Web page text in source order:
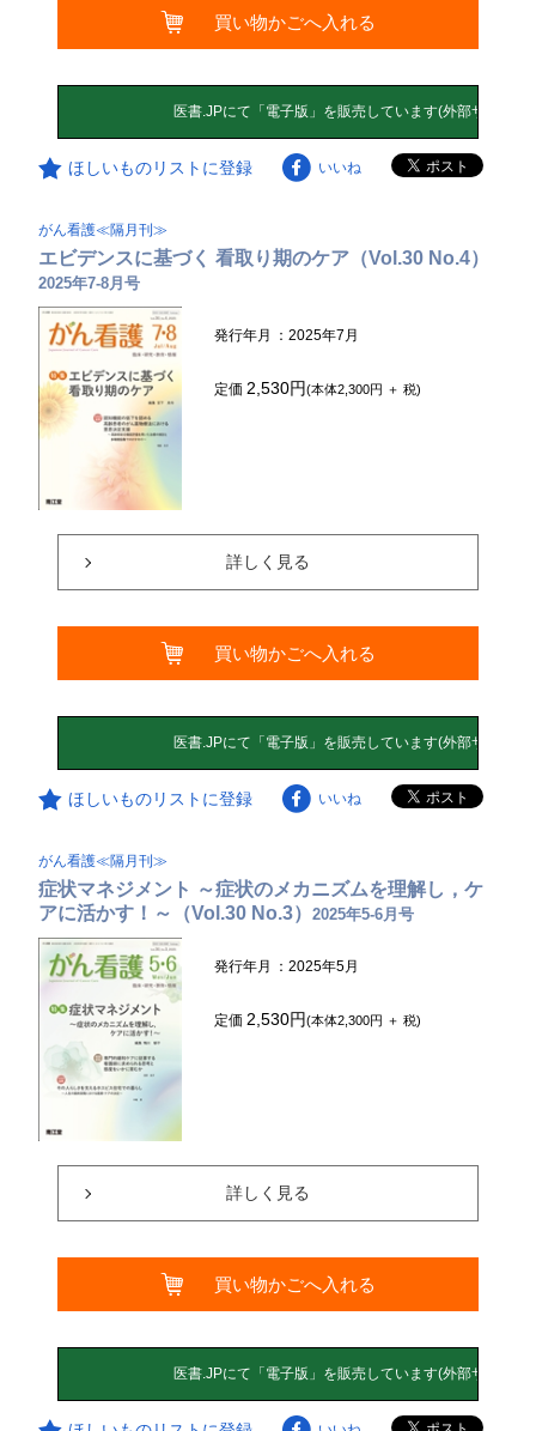
買い物かごへ入れる
ほしいものリストに登録 いいね
がん看護≪隔月刊≫
エビデンスに基づく 看取り期のケア（Vol.30 No.4）
2025年7-8月号
発行年月 ：2025年7月
定価2,530円(本体2,300円 ＋ 税)
詳しく見る
買い物かごへ入れる
ほしいものリストに登録 いいね
がん看護≪隔月刊≫
症状マネジメント ～症状のメカニズムを理解し，ケ
アに活かす！～（Vol.30 No.3）2025年5-6月号
発行年月 ：2025年5月
定価 2,530円(本体2,300円 ＋ 税)
詳しく見る
買い物かごへ入れる